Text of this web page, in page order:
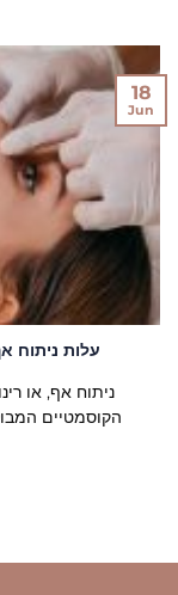
עלות ניתוח
ניתוח אף, או
הקוסמטיים
18
Jun